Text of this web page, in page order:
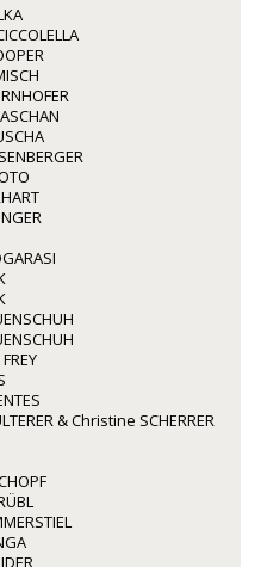
& Christine SCHERRER